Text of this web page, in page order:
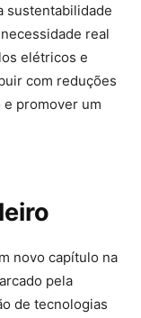
sustentabilidade
real
elétricos e
com reduções
promover um
novo capítulo na
pela
de tecnologias